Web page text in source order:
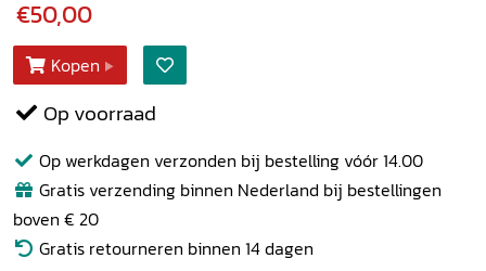
€50,00
Kopen
Op voorraad
Op werkdagen verzonden bij bestelling vóór 14.00
Gratis verzending binnen Nederland bij bestellingen
boven € 20
Gratis retourneren binnen 14 dagen